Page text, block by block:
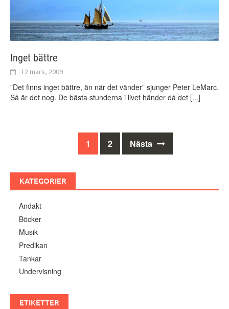
Inget bättre
12 mars, 2009
”Det finns inget bättre, än när det vänder” sjunger Peter LeMarc.
Så är det nog. De bästa stunderna i livet händer då det [...]
Inläggsnavigering
1 2 Nästa
KATEGORIER
Andakt
Böcker
Musik
Predikan
Tankar
Undervisning
ETIKETTER